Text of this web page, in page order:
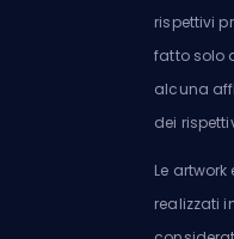
rispettivi
fatto solo
alcuna
dei
Le
realizzati